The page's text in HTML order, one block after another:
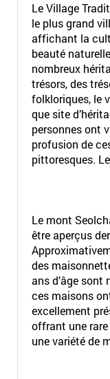
Le Village
le plus grand
affichant la
beauté
nombreux
trésors, des
folkloriques, le
que site
personnes ont
profusion de
pittoresques.
Le mont
être aperçus
des
ans d’âge sont
ces maisons
excellement
offrant une
une variété de